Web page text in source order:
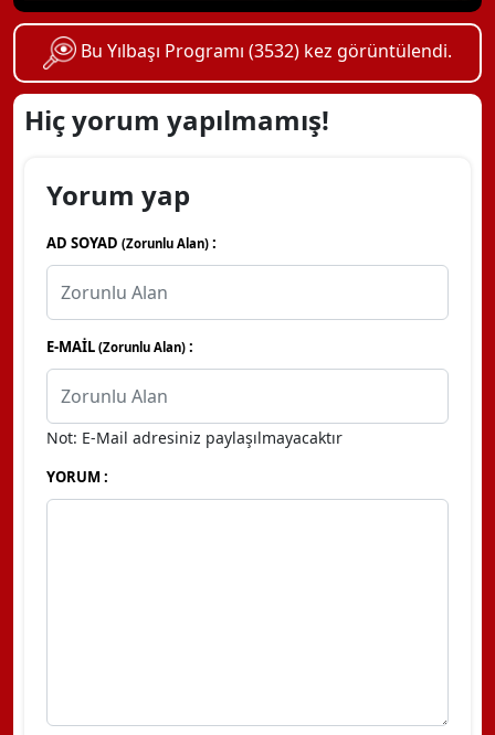
Bu Yılbaşı Programı (3532) kez görüntülendi.
Hiç yorum yapılmamış!
Yorum yap
AD SOYAD (Zorunlu Alan) :
E-MAİL (Zorunlu Alan) :
Not: E-Mail adresiniz paylaşılmayacaktır
YORUM :